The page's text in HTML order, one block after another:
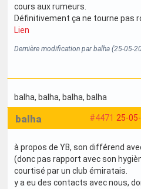
cours aux rumeurs.
Définitivement ça ne tourne pas
Lien
Dernière modification par balha (25-05-
balha, balha, balha, balha
#4471 25-
balha
à propos de YB, son différend
(donc pas rapport avec son
courtisé par un club émiratais.
y a eu des contacts avec nous,